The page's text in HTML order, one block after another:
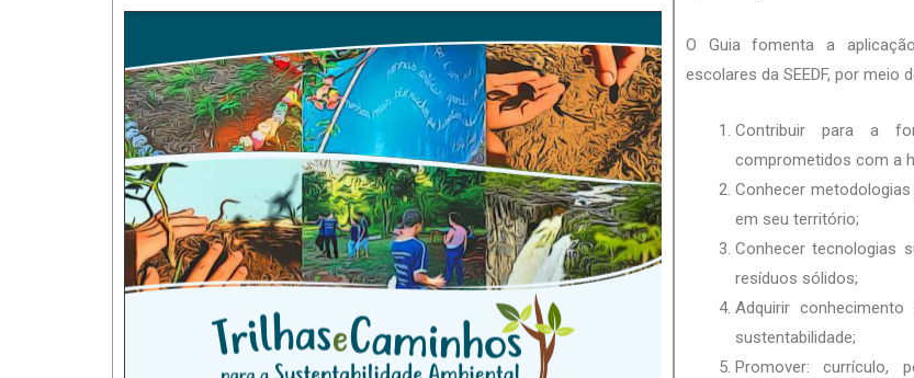
O Guia fomenta a
escolares da SEEDF, por meio
Contribuir para a
comprometidos com a
Conhecer
em seu território;
Conhecer tecnologias
resíduos sólidos;
Adquirir
sustentabilidade;
Promover: currículo,